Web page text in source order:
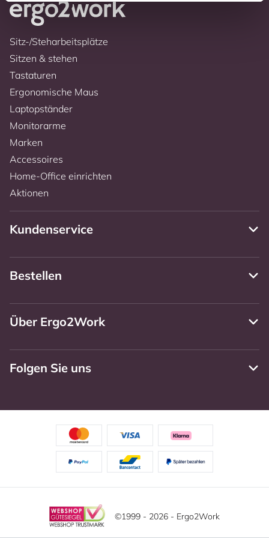
Sitz-/Steharbeitsplätze
Sitzen & stehen
Tastaturen
Ergonomische Maus
Laptopständer
Monitorarme
Marken
Accessoires
Home-Office einrichten
Aktionen
Kundenservice
Bestellen
Über Ergo2Work
Folgen Sie uns
©1999 - 2026 - Ergo2Work